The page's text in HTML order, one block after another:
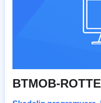
BTMOB-ROTTE